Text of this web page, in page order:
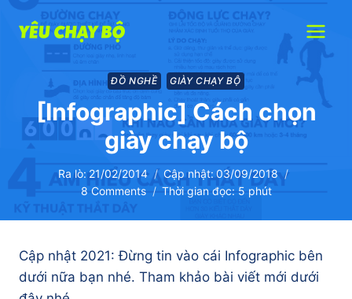
ĐỒ NGHỀ GIÀY CHẠY BỘ
[Infographic] Cách chọn
giày chạy bộ
Ra lò: 21/02/2014 Cập nhật: 03/09/2018
8 Comments
Thời gian đọc: 5 phút
Cập nhật 2021: Đừng tin vào cái Infographic bên
dưới nữa bạn nhé. Tham khảo bài viết mới dưới